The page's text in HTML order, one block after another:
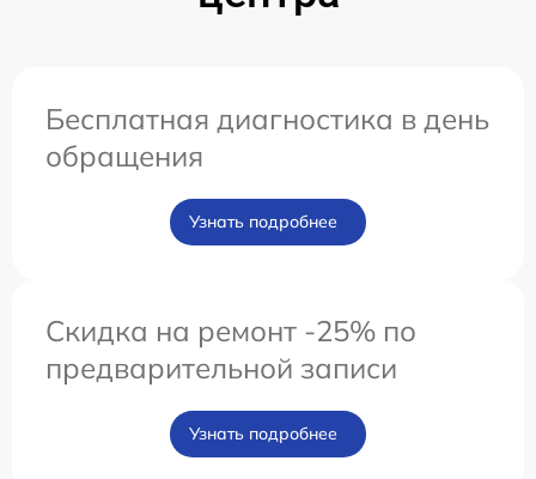
Бесплатная диагностика в день
обращения
Узнать подробнее
Скидка на ремонт -25% по
предварительной записи
Узнать подробнее